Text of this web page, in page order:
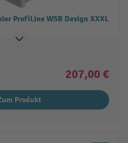
ProfiLine WSB Design XXXL
207,00 €
Produkt